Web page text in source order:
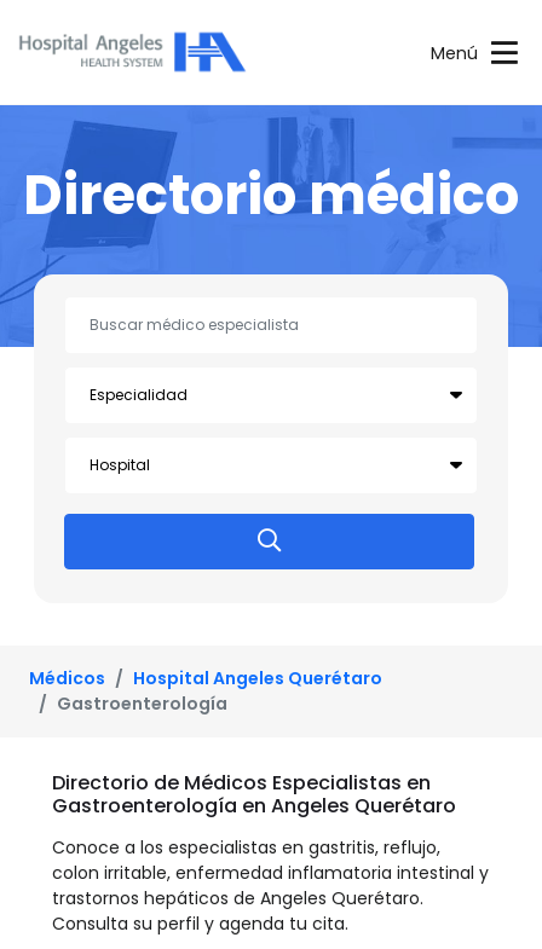
Menú
Directorio médico
Médicos
Hospital Angeles Querétaro
Gastroenterología
Directorio de Médicos Especialistas en
Gastroenterología en Angeles Querétaro
Conoce a los especialistas en gastritis, reflujo,
colon irritable, enfermedad inflamatoria intestinal y
trastornos hepáticos de Angeles Querétaro.
Consulta su perfil y agenda tu cita.